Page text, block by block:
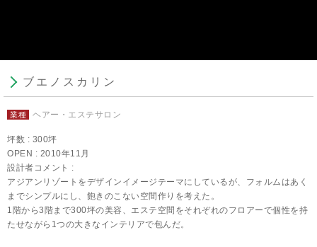
ブエノスカリン
業種 ヘアー・エステサロン
坪数 : 300坪
OPEN : 2010年11月
設計者コメント :
アジアンリゾートをデザインイメージテーマにしているが、フォルムはあく
までシンプルにし、飽きのこない空間作りを考えた。
1階から3階まで300坪の美容、エステ空間をそれぞれのフロアーで個性を持
たせながら1つの大きなインテリアで包んだ。